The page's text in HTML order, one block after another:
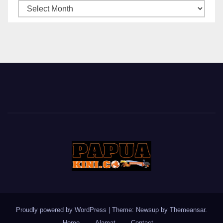
ARSIP
Proudly powered by WordPress Theme: Newsup by Themeansar.